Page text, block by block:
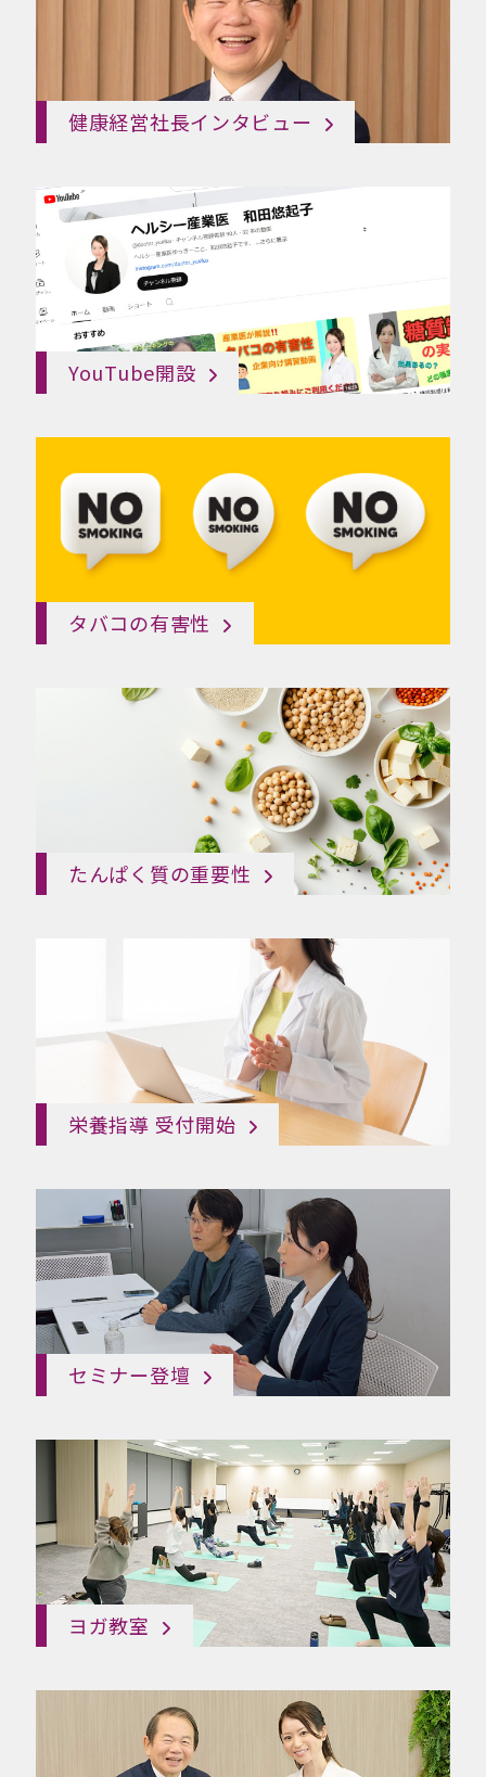
健康経営社長インタビュー
YouTube開設
タバコの有害性
たんぱく質の重要性
栄養指導 受付開始
セミナー登壇
ヨガ教室